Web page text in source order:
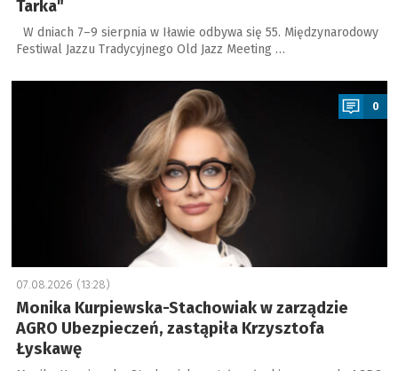
Tarka"
W dniach 7–9 sierpnia w Iławie odbywa się 55. Międzynarodowy
Festiwal Jazzu Tradycyjnego Old Jazz Meeting …
a
0
07.08.2026 (13:28)
Monika Kurpiewska-Stachowiak w zarządzie
AGRO Ubezpieczeń, zastąpiła Krzysztofa
Łyskawę